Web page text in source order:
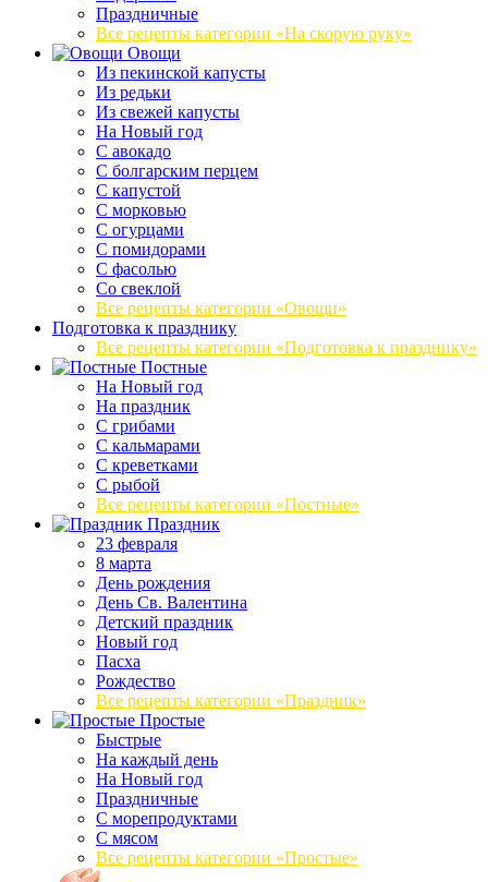
Праздничные
Все рецепты категории «На скорую руку»
Овощи
Из пекинской капусты
Из редьки
Из свежей капусты
На Новый год
С авокадо
С болгарским перцем
С капустой
С морковью
С огурцами
С помидорами
С фасолью
Со свеклой
Все рецепты категории «Овощи»
Подготовка к празднику
Все рецепты категории «Подготовка к празднику»
Постные
На Новый год
На праздник
С грибами
С кальмарами
С креветками
С рыбой
Все рецепты категории «Постные»
Праздник
23 февраля
8 марта
День рождения
День Св. Валентина
Детский праздник
Новый год
Пасха
Рождество
Все рецепты категории «Праздник»
Простые
Быстрые
На каждый день
На Новый год
Праздничные
С морепродуктами
С мясом
Все рецепты категории «Простые»